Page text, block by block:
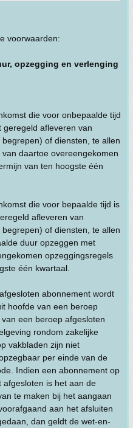
voorwaarden:
opzegging en verlenging
die voor onbepaalde tijd
geregeld afleveren van
of diensten, te allen
daartoe overeengekomen
van ten hoogste één
die voor bepaalde tijd is
afleveren van
of diensten, te allen
duur opzeggen met
opzeggingsregels
één kwartaal.
abonnement wordt
hoofde van een beroep
een beroep afgesloten
rondom zakelijke
vakbladen zijn niet
per einde van de
Indien een abonnement op
afgesloten is het aan de
te maken bij het aangaan
aan het afsluiten
dan geldt de wet-en-